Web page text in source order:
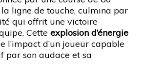
ligne de touche, culmina par
qui offrit une victoire
Cette explosion d’énergie
l’impact d’un joueur capable
par son audace et sa